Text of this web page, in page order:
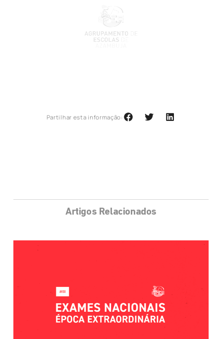
Partilhar esta informação:
Artigos Relacionados